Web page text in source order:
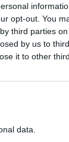
opt-out. You
third parties on
by us to
it to other
data.
Giochi
stampa